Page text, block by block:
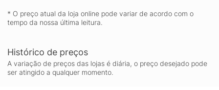
* O preço atual da loja online pode variar de acordo com o
tempo da nossa última leitura.
Histórico de preços
A variação de preços das lojas é diária, o preço desejado pode
ser atingido a qualquer momento.